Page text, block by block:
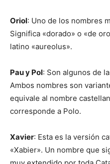
Oriol: Uno de los nombres
Significa «dorado» o «de
latino «aureolus».
Pau y Pol: Son algunos de
Ambos nombres son
equivale al nombre
corresponde a Polo.
Xavier: Esta es la versión
«Xabier». Un nombre que